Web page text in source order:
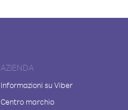
AZIENDA
Informazioni su Viber
Centro marchio